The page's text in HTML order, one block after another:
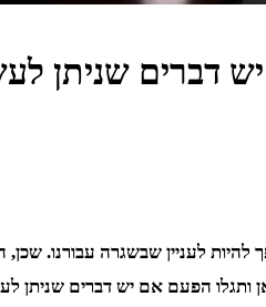
דברים שניתן
לעניין שבשגרה עבורנו.
ותגלו הפעם אם יש דברים שניתן